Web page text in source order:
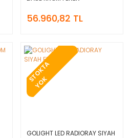
56.960,82 TL
S
T
O
K
T
A
Y
O
K
GOLIGHT LED RADIORAY SIYAH